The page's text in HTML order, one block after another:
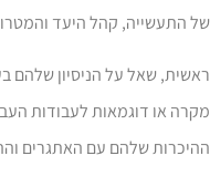
התעשייה, קהל היעד
שאל על הניסיון שלהם
או דוגמאות לעבודות
שלהם עם האתגרים